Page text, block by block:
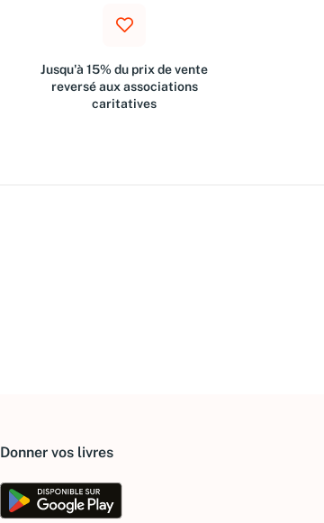
Jusqu'à 15% du prix de vente
reversé aux associations
caritatives
Donner vos livres